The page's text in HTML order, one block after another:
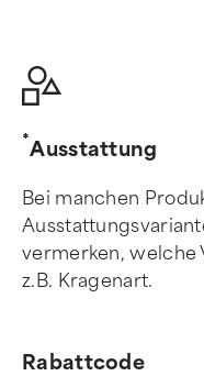
Ausstattung
Bei manchen
vermerken, welche
z.B. Kragenart.
Rabattcode